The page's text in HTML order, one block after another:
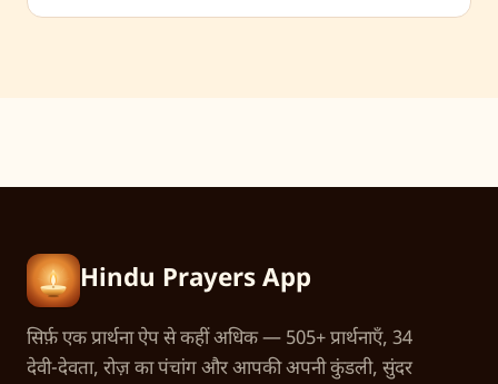
Hindu Prayers App
सिर्फ़ एक प्रार्थना ऐप से कहीं अधिक — 505+ प्रार्थनाएँ, 34
देवी-देवता, रोज़ का पंचांग और आपकी अपनी कुंडली, सुंदर